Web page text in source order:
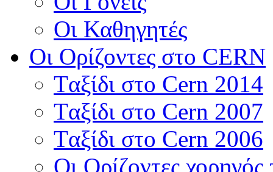
Οι Καθηγητές
Οι Ορίζοντες στο CERN
Tαξίδι στο Cern 2014
Tαξίδι στο Cern 2007
Tαξίδι στο Cern 2006
Οι Ορίζοντες